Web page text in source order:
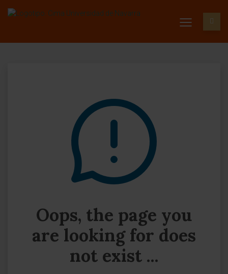
Oops, the page you
are looking for does
not exist ...